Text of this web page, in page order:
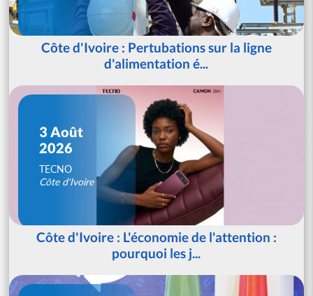
Côte d'Ivoire : Pertubations sur la ligne
d'alimentation é...
3 Août
2026
TECNO
Côte d'Ivoire
Côte d'Ivoire : L'économie de l'attention :
pourquoi les j...